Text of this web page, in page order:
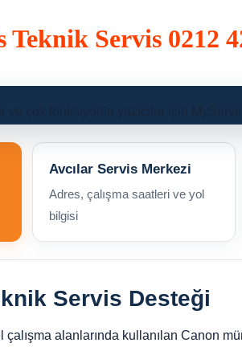
Teknik Servis 0212
çok fonksiyonlu yazıcılar için
Avcılar Servis Merkezi
Adres, çalışma saatleri ve yol
bilgisi
Servis Desteği
alanlarında kullanılan Canon